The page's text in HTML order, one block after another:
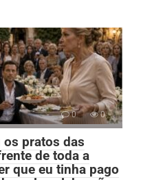
0 0
pratos das
de toda a
que eu tinha pago